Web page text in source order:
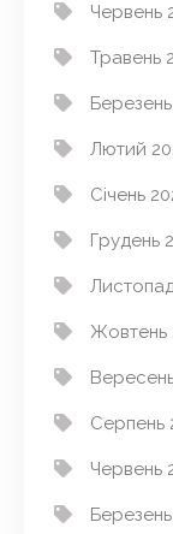
Червень
Травень
Лютий
Січень
Грудень
Жовтень
Серпень
Червень